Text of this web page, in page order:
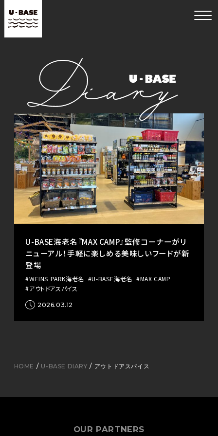
U-BASE海老名『MAX CAMP』監修コーナーがリ
ニューアル！手軽に楽しめる美味しいフードが新
登場
#WEINS PARK海老名 #U-BASE海老名 #MAX CAMP
#アウトドアスパイス
2026.03.12
HOME U-BASE DIARY アウトドアスパイス
OUR PARTNERS